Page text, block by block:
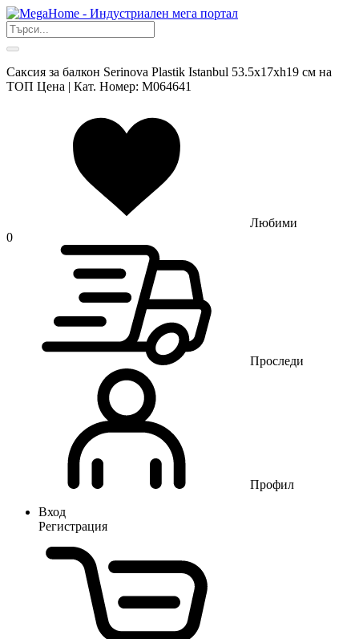
Саксия за балкон Serinova Plastik Istanbul 53.5x17xh19 см на
ТОП Цена | Кат. Номер: M064641
Любими
0
Проследи
Профил
Вход
Регистрация